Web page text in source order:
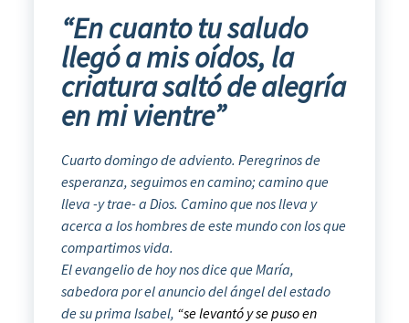
“En cuanto tu saludo
llegó a mis oídos, la
criatura saltó de alegría
en mi vientre”
Cuarto domingo de adviento. Peregrinos de
esperanza, seguimos en camino; camino que
lleva -y trae- a Dios. Camino que nos lleva y
acerca a los hombres de este mundo con los que
compartimos vida.
El evangelio de hoy nos dice que María,
sabedora por el anuncio del ángel del estado
de su prima Isabel, “se levantó y se puso en